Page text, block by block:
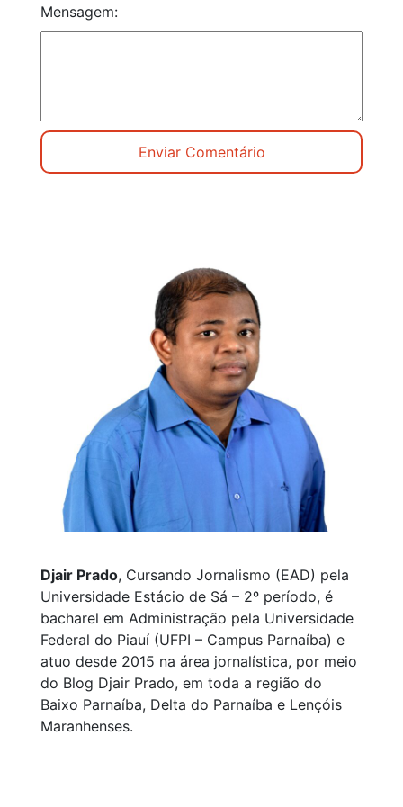
Mensagem:
Djair Prado, Cursando Jornalismo (EAD) pela
Universidade Estácio de Sá – 2º período, é
bacharel em Administração pela Universidade
Federal do Piauí (UFPI – Campus Parnaíba) e
atuo desde 2015 na área jornalística, por meio
do Blog Djair Prado, em toda a região do
Baixo Parnaíba, Delta do Parnaíba e Lençóis
Maranhenses.